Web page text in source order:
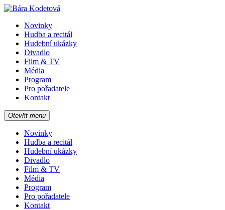
Novinky
Hudba a recitál
Hudební ukázky
Divadlo
Film & TV
Média
Program
Pro pořadatele
Kontakt
Otevřit menu
Novinky
Hudba a recitál
Hudební ukázky
Divadlo
Film & TV
Média
Program
Pro pořadatele
Kontakt